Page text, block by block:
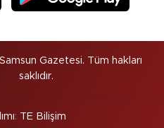
Gazetesi. Tüm hakları
saklıdır.
: TE Bilişim